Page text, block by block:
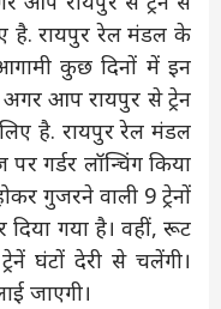
है. रायपुर रेल मंडल के
कुछ दिनों में इन
अगर आप रायपुर से ट्रेन
है. रायपुर रेल मंडल
गर्डर लॉन्चिंग किया
गुजरने वाली 9 ट्रेनों
गया है। वहीं, रूट
घंटों देरी से चलेंगी।
जाएगी।